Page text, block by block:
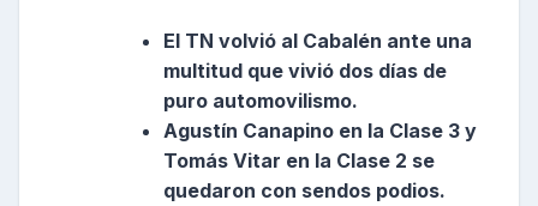
El TN volvió al Cabalén ante una
multitud que vivió dos días de
puro automovilismo.
Agustín Canapino en la Clase 3 y
Tomás Vitar en la Clase 2 se
quedaron con sendos podios.